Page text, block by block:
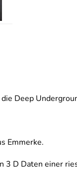
Deep
Emmerke.
3 D Daten einer